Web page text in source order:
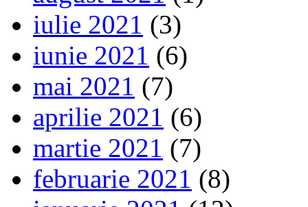
iulie 2021 (3)
iunie 2021 (6)
mai 2021 (7)
aprilie 2021 (6)
martie 2021 (7)
februarie 2021 (8)